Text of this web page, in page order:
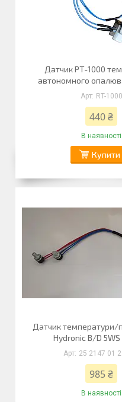
Датчик PT-1000
автономного
RT-1000
440 ₴
В наявності
Купити
Датчик температури/
Hydronic B/D
25 2147 01
985 ₴
В наявності